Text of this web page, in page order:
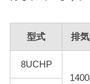
型式 排
8UCHP